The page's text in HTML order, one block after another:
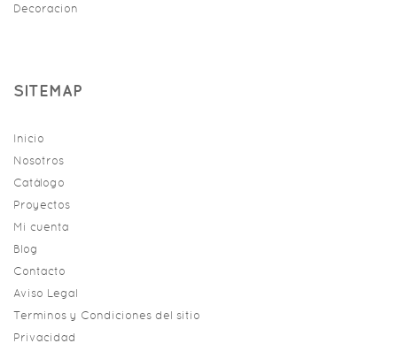
Decoracion
SITEMAP
Inicio
Nosotros
Catálogo
Proyectos
Mi cuenta
Blog
Contacto
Aviso Legal
Terminos y Condiciones del sitio
Privacidad